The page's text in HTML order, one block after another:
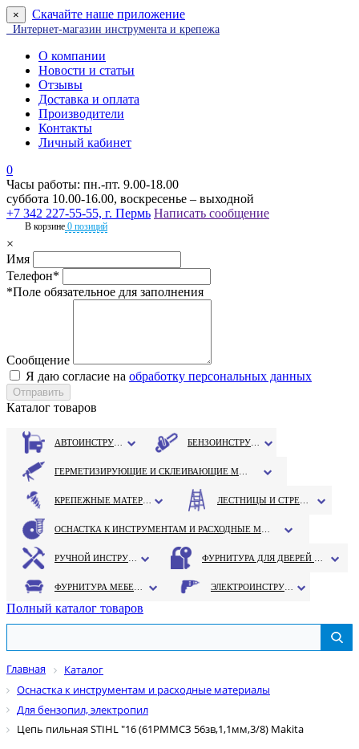
× Скачайте наше приложение
Интернет-магазин инструмента и крепежа
О компании
Новости и статьи
Отзывы
Доставка и оплата
Производители
Контакты
Личный кабинет
0
Часы работы: пн.-пт. 9.00-18.00
суббота 10.00-16.00, воскресенье – выходной
+7 342 227-55-55, г. Пермь Написать сообщение
В корзине 0 позиций
×
Имя
Телефон*
*Поле обязательное для заполнения
Сообщение
Я даю согласие на обработку персональных данных
Каталог товаров
Полный каталог товаров
Главная
Каталог
Оснастка к инструментам и расходные материалы
Для бензопил, электропил
Цепь пильная STIHL "16 (61РММСЗ 56зв,1,1мм,3/8) Makita